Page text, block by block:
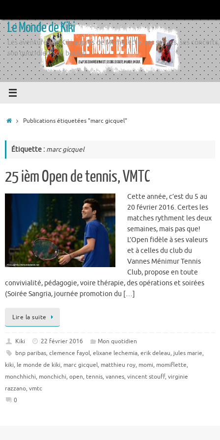
contenu
Le Monde de Kiki
Les aventures de Kiki auprès de Momiflette, ses sorties, ses concerts,
son quotidien, son boulot
AccueilPublications étiquetées "marc gicquel"
Étiquette : marc gicquel
25 ièm Open de tennis, VMTC
Cette année, c’est du 5 au
20 février 2016. Certes les
matches rythment les deux
semaines, mais pas que!
L’Open fidèle à ses valeurs
et à celles du club du
Vannes Ménimur Tennis
Club, propose en toute
convivialité, pédagogie, voire thérapie, des opérations et soirées
(Soirée Sangria, journée promotion du […]
Lire la suite
Kiki 22 février 2016
Mon quotidien
bnp paribas, clemence fayol, elixane lechemia, erik deleau, jules marie,
kiki, le monde de kiki, marc gicquel, matthieu roy, momi, momiflette,
monchhichi, monchichi, open, tennis, vannes, vincent stouff, virginie
razzano, vmtc
0